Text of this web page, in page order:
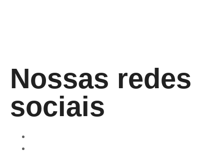
Nossas redes
sociais